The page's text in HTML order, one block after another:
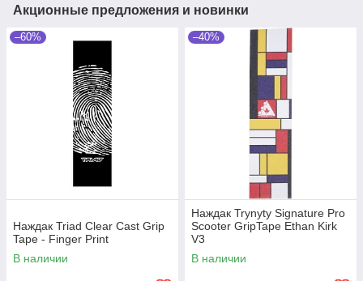
Акционные предложения и новинки
–60%
Наждак Triad Clear Cast Grip
Tape - Finger Print
В наличии
–40%
Наждак Trynyty Signature Pro
Scooter GripTape Ethan Kirk
V3
В наличии